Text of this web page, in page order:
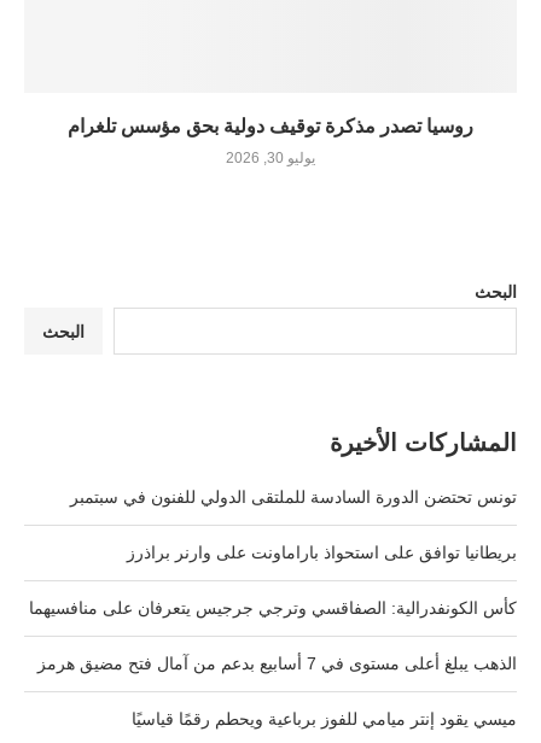
روسيا تصدر مذكرة توقيف دولية بحق مؤسس تلغرام
يوليو 30, 2026
البحث
البحث
المشاركات الأخيرة
تونس تحتضن الدورة السادسة للملتقى الدولي للفنون في سبتمبر
بريطانيا توافق على استحواذ باراماونت على وارنر براذرز
كأس الكونفدرالية: الصفاقسي وترجي جرجيس يتعرفان على منافسيهما
الذهب يبلغ أعلى مستوى في 7 أسابيع بدعم من آمال فتح مضيق هرمز
ميسي يقود إنتر ميامي للفوز برباعية ويحطم رقمًا قياسيًا